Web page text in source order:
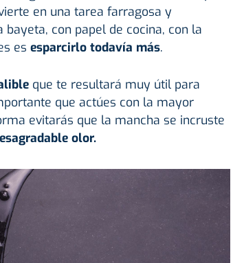
en una tarea farragosa y
con papel de cocina, con la
es esparcirlo todavía más.
que te resultará muy útil para
que actúes con la mayor
evitarás que la mancha se incruste
olor.